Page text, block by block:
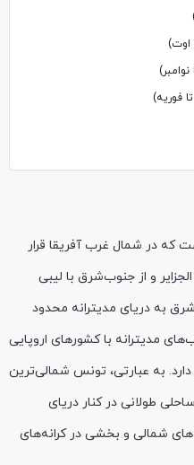
اوت)
فوریه)
که در شمال‌ غرب آفریقا قرار
و از جنوب‌شرق با لیبی
به دریای مدیترانه محدود
مدیترانه با کشورهای اروپایی
دارد. به عبارتی، تونس شمالی‌ترین
طولانی در کنار دریای
شمالی و بخشی در کرانه‌های